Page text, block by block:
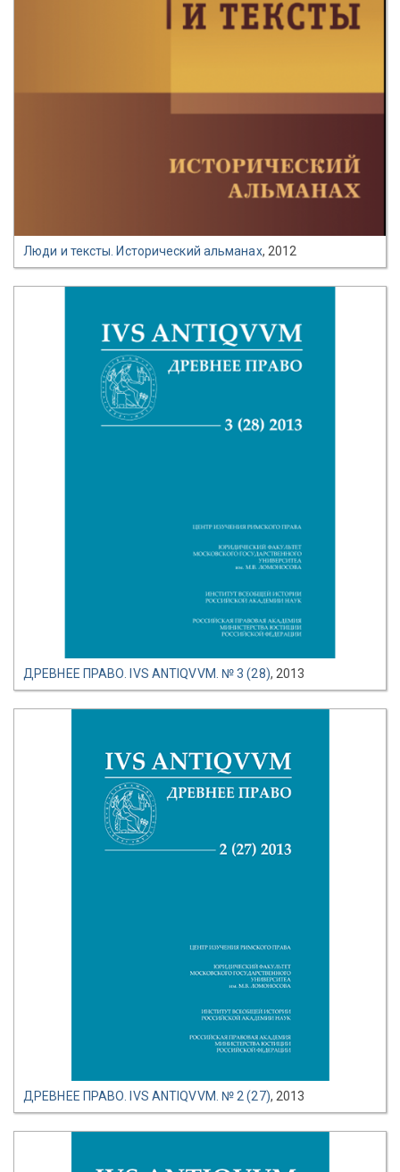
Люди и тексты. Исторический альманах, 2012
ДРЕВНЕЕ ПРАВО. IVS ANTIQVVM. № 3 (28), 2013
ДРЕВНЕЕ ПРАВО. IVS ANTIQVVM. № 2 (27), 2013